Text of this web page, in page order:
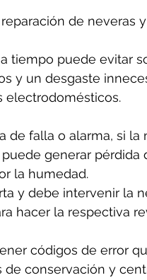
de neveras
tiempo puede evitar
y un desgaste
electrodomésticos.
de falla o alarma, si la
generar pérdida
la humedad.
y debe intervenir la
hacer la respectiva
códigos de error
conservación y